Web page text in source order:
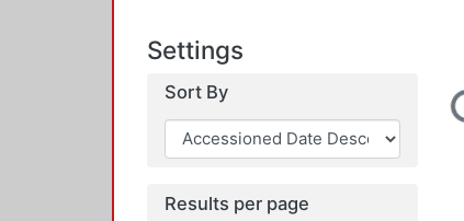
Settings
Sort By
Results per page